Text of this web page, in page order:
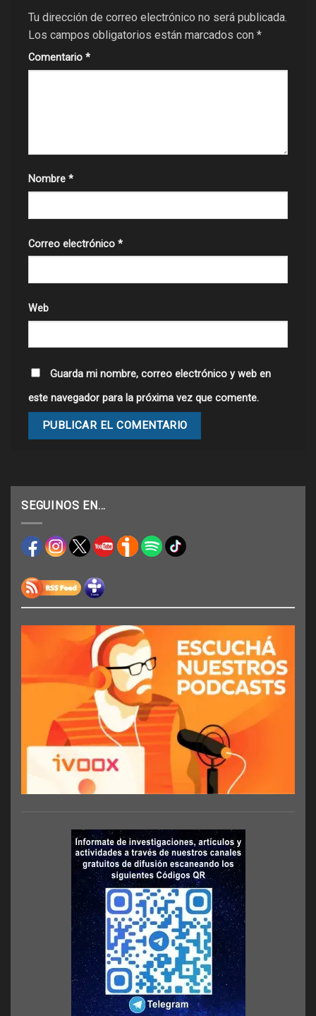
Tu dirección de correo electrónico no será publicada.
Los campos obligatorios están marcados con *
Comentario *
Nombre *
Correo electrónico *
Web
Guarda mi nombre, correo electrónico y web en
este navegador para la próxima vez que comente.
SEGUINOS EN…